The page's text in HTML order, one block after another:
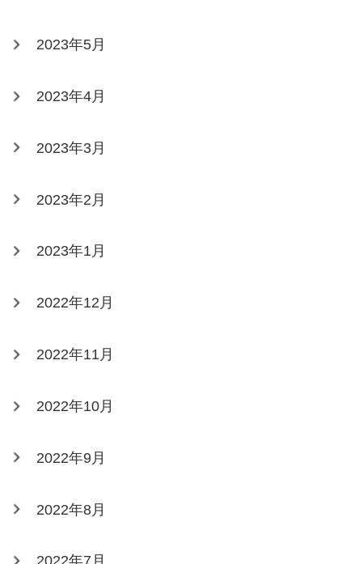
2023年5月
2023年4月
2023年3月
2023年2月
2023年1月
2022年12月
2022年11月
2022年10月
2022年9月
2022年8月